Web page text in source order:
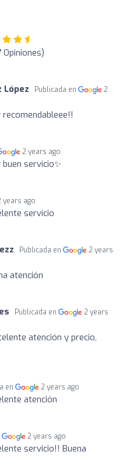
Opiniones)
López Publicada en
2
recomendableee!!
2 years ago
buen servicio✨
years ago
servicio
Publicada en
2 years
atención
Publicada en
2 years
atención y precio,
en 2 years ago
atención
2 years ago
servicio!! Buena